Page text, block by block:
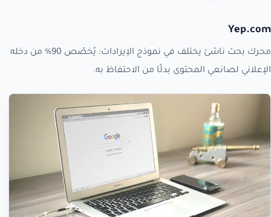
Yep.com
محرك بحث ناشئ يختلف في نموذج الإيرادات: يُخصّص 90% من دخله
الإعلاني لصانعي المحتوى بدلًا من الاحتفاظ به.